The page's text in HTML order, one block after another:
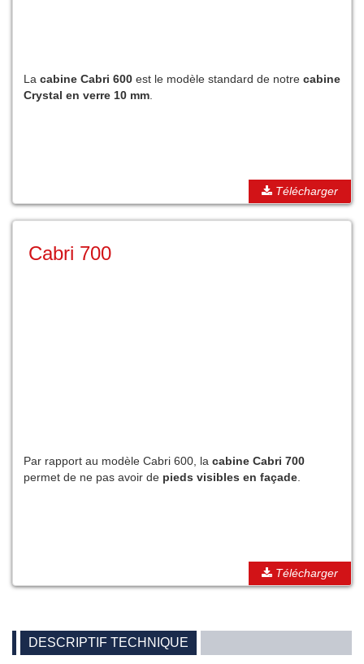
La cabine Cabri 600 est le modèle standard de notre cabine
Crystal en verre 10 mm
Télécharger
Cabri 700
Par rapport au modèle Cabri 600, la cabine Cabri 700
permet de ne pas avoir de pieds visibles en façade
Télécharger
DESCRIPTIF TECHNIQUE